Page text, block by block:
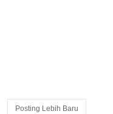
Posting Lebih Baru